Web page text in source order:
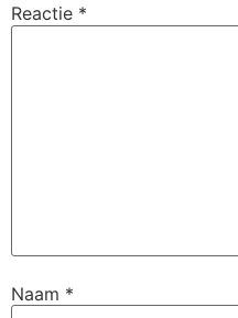
Reactie *
Naam *